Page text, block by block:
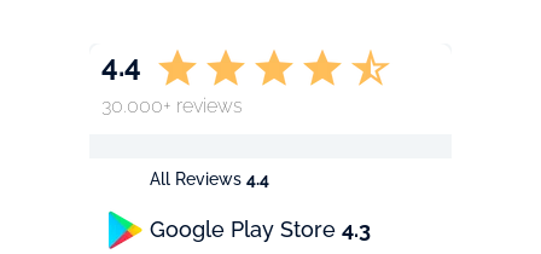
All Reviews 4.4
Google Play Store 4.3
4.4
30.000+ reviews